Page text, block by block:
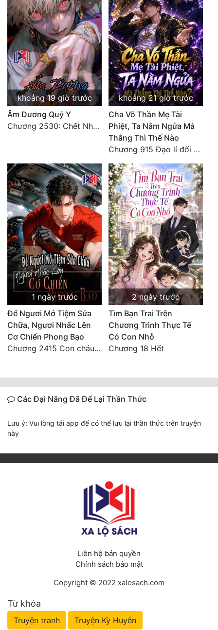
Đẹp Hiệp
Tính Cách Nhân Vật :
Cơ Trí
Sát Phạt Quyết Đoán
Vô Sỉ
Điềm Đạm
khoảng 19 giờ trước
Âm Dương Quỷ Y
Chương 2530: Chết Như Thế Nào
khoảng 21 giờ trước
Cha Võ Thần Mẹ Tài
Phiệt, Ta Nằm Ngửa Mà
Thắng Thì Thế Nào
Chương 915 Đạo lí đối nhân xử thế! Ta biết làm cơm là chuyện rất kỳ quái sao?
1 ngày trước
Để Ngươi Mở Tiệm Sửa
Chữa, Ngươi Nhấc Lên
Cơ Chiến Phong Bạo
Chương 2415 Con cháu bất hiếu!! Mời cùng lên đường!!
2 ngày trước
Tìm Bạn Trai Trên
Chương Trình Thực Tế
Có Con Nhỏ
Chương 18 Hết
Các Đại Năng Đã Để Lại Thần Thức
Lưu ý: Vui lòng tải app để có thể lưu lại thần thức trên truyện
này
Liên hệ bản quyền
Chính sách bảo mật
Copyright © 2022 xalosach.com
Từ khóa
Truyện tranh Truyện Kỳ Huyễn